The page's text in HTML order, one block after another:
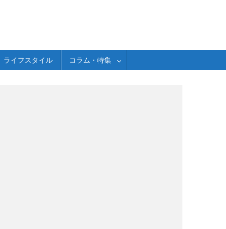
ライフスタイル コラム・特集